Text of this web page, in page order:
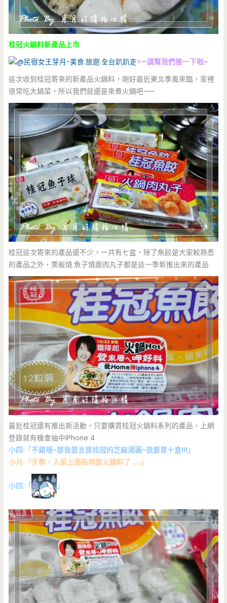
桂冠火鍋料新產品上市
<—請幫我們推一下啦~
這次收到桂冠寄來的新產品火鍋料，剛好最近東北季風來臨，家裡
很常吃大鍋菜，所以我們就還是來煮火鍋吧~~~
桂冠這次寄來的產品還不少，一共有七盒，除了魚餃是大家較熟悉
的產品之外，栗板燒.魚子燒跟肉丸子都是這一季新推出來的產品
最近桂冠還有推出新活動，只要購買桂冠火鍋料系列的產品，上網
登錄就有機會抽中IPhone 4
小四:「不錯哦~那我要去買桂冠的芝麻湯圓~我要買十盒!!!」
小月:「歹勢，人家上面指明要火鍋料了 …..」
小四:「 」